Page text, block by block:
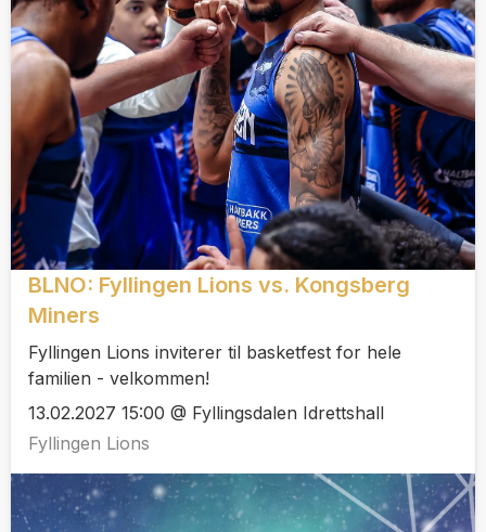
BLNO: Fyllingen Lions vs. Kongsberg
Miners
Fyllingen Lions inviterer til basketfest for hele
familien - velkommen!
13.02.2027 15:00 @ Fyllingsdalen Idrettshall
Fyllingen Lions